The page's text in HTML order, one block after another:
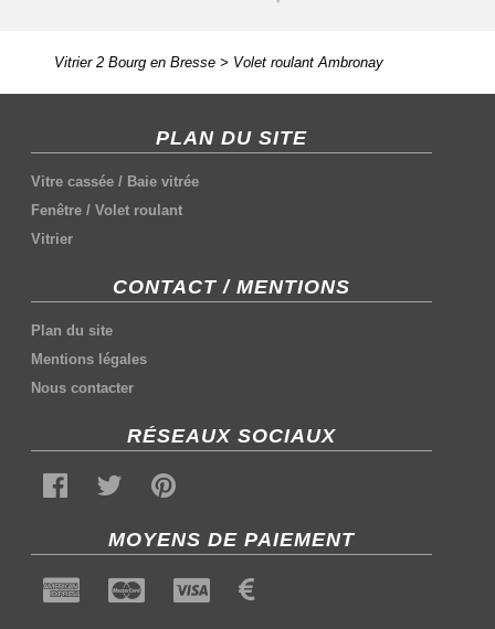
Vitrier 2 Bourg en Bresse> Volet roulant Ambronay
PLAN DU SITE
Vitre cassée / Baie vitrée
Fenêtre /Volet roulant
Vitrier
CONTACT / MENTIONS
Plan du site
Mentions légales
Nous contacter
RÉSEAUX SOCIAUX
MOYENS DE PAIEMENT